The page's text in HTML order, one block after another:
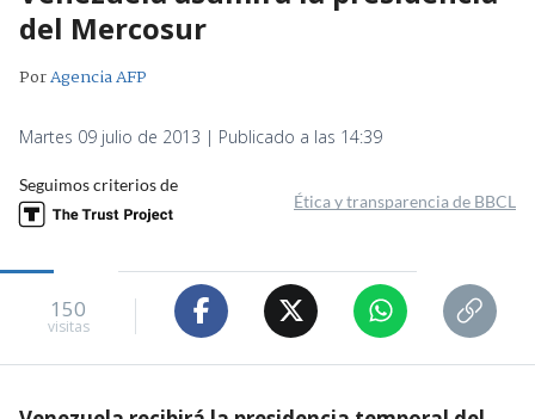
del Mercosur
PorAgencia AFP
Martes 09 julio de 2013 | Publicado a las 14:39
Seguimos criterios de
Ética y transparencia de BBCL
150
visitas